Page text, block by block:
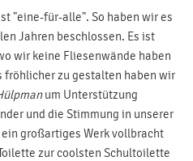
"eine-für-alle". So haben wir es
Jahren beschlossen. Es ist
wir keine Fliesenwände haben
fröhlicher zu gestalten haben wir
um Unterstützung
und die Stimmung in unserer
großartiges Werk vollbracht
zur coolsten Schultoilette